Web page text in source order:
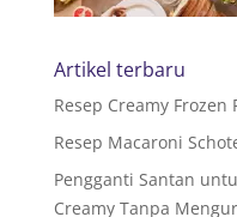
Artikel terbaru
Resep Creamy Frozen
Resep Macaroni
Pengganti Santan
Creamy Tanpa